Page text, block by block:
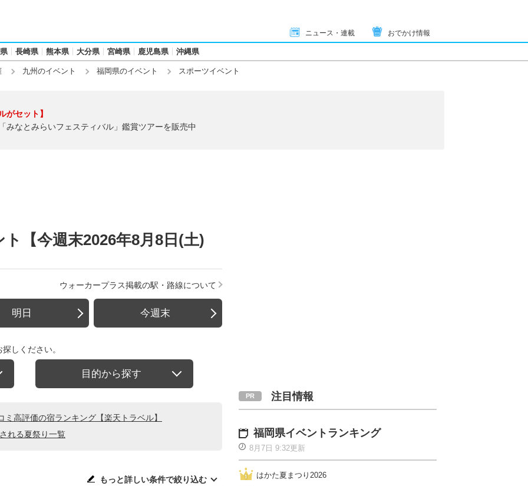
ニュース・連載 おでかけ情報
長崎県 熊本県 大分県 宮崎県 鹿児島県 沖縄県
九州のイベント 福岡県のイベント スポーツイベント
がセット】
みなとみらいフェスティバル」鑑賞ツアーを販売中
【今週末2026年8月8日(土)
ウォーカープラス掲載の駅・路線について
明日 今週末
しください。
目的から探す
高評価の宿ランキング【楽天トラベル】
れる夏祭り一覧
もっと詳しい条件で絞り込む
注目情報
福岡県イベントランキング
8月7日 9:32更新
はかた夏まつり2026